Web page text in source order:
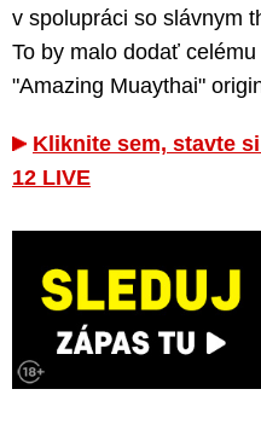
v spolupráci so slávnym
To by malo dodať
"Amazing Muaythai"
Kliknite sem, stavte
12 LIVE